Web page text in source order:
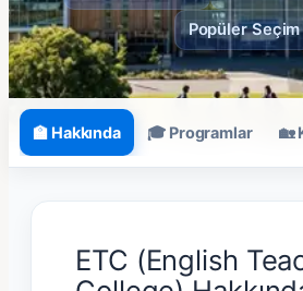
Popüler Seçim
🏫 Hakkında 🎓 Programlar 🏡
ETC (English